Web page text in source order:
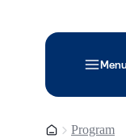
Menu
Domovská
Program